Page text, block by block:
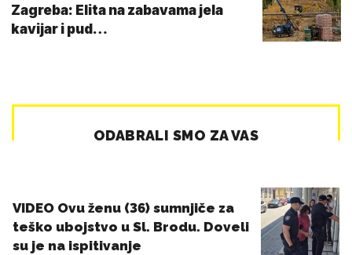
Zagreba: Elita na zabavama jela
kavijar i pud…